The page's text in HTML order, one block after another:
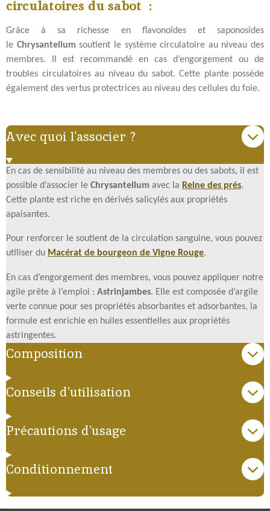
circulatoires du sabot :
Grâce à sa richesse en flavonoïdes et saponosides
le Chrysantellum soutient le système circulatoire au niveau des
membres. Il est recommandé en cas d’engorgement ou de
troubles circulatoires au niveau du sabot. Cette plante possède
également des vertus protectrices au niveau des cellules du foie.
Avec quoi l'associer ?
En cas de sensibilité au niveau des membres ou des sabots, il est
possible d’associer le Chrysantellum avec la Reine des prés.
Cette plante est riche en dérivés salicylés aux propriétés
apaisantes.
Pour renforcer le soutient de la circulation sanguine, vous pouvez
utiliser du Macérat de bourgeon de Vigne Rouge.
En cas d’engorgement des membres, vous pouvez appliquer notre
agile prête à l’emploi : Astrinjambes. Elle est composée d’argile
verte connue pour ses propriétés absorbantes et adsorbantes, la
formule est enrichie en huiles essentielles aux propriétés
astringentes.
Composition
Conseils d'utilisation
Précautions d'usage
Conditionnement